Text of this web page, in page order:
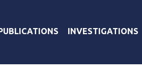
INVESTIGATIONS